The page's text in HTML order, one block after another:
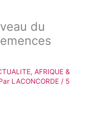
du
, AFRIQUE &
LACONCORDE / 5